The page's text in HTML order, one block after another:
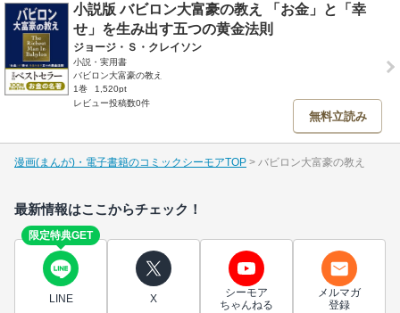
小説版 バビロン大富豪の教え 「お金」と「幸
せ」を生み出す五つの黄金法則
ジョージ・Ｓ・クレイソン
小説・実用書
バビロン大富豪の教え
1巻
1,520pt
レビュー投稿数0件
無料立読み
漫画(まんが)・電子書籍のコミックシーモアTOP バビロン大富豪の教え
最新情報はここからチェック！
限定特典GET
LINE X
シーモア
ちゃんねる
メルマガ
登録